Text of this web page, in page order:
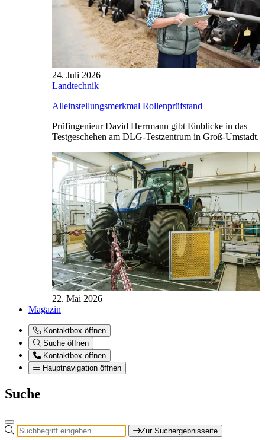
24. Juli 2026
Landtechnik
Alleinstellungsmerkmal Rollenprüfstand
Prüfingenieur David Herrmann gibt Einblicke in das
Testgeschehen am DLG-Testzentrum in Groß-Umstadt.
22. Mai 2026
Magazin
Kontaktbox öffnen
Suche öffnen
Kontaktbox öffnen
Hauptnavigation öffnen
Suche
Zur Suchergebnisseite